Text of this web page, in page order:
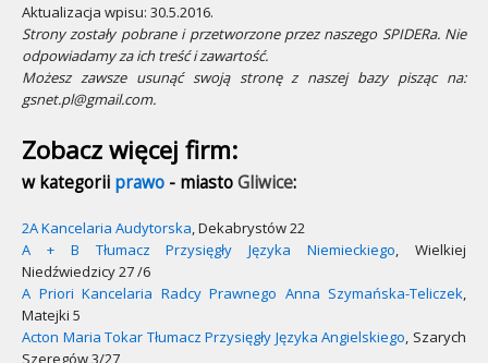
Aktualizacja wpisu: 30.5.2016.
Strony zostały pobrane i przetworzone przez naszego SPIDERa. Nie
odpowiadamy za ich treść i zawartość.
Możesz zawsze usunąć swoją stronę z naszej bazy pisząc na:
gsnet.pl@gmail.com.
Zobacz więcej firm:
w kategorii prawo - miastoGliwice:
2A Kancelaria Audytorska, Dekabrystów 22
A + B Tłumacz Przysięgły Języka Niemieckiego, Wielkiej
Niedźwiedzicy 27 /6
A Priori Kancelaria Radcy Prawnego Anna Szymańska-Teliczek,
Matejki 5
Acton Maria Tokar Tłumacz Przysięgły Języka Angielskiego, Szarych
Szeregów 3/27